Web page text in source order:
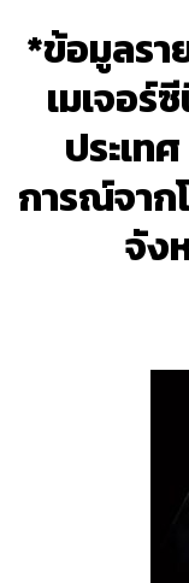
*ข้อมูลรา
เมเจอร์
ประเท
การณ์จา
จัง